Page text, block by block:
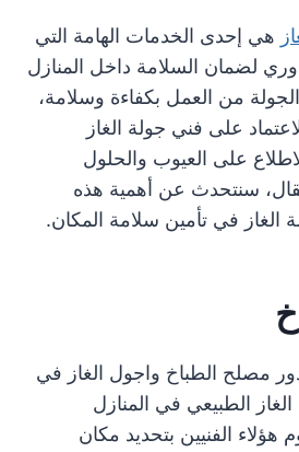
هي إحدى الخدمات الهامة التي
لضمان السلامة داخل المنازل
من العمل بكفاءة وسلامة،
على فني جولة الغاز
على العيوب والحلول
سنتحدث عن أهمية هذه
الغاز في تأمين سلامة المكان.
مصلح الطباخ واجول الغاز في
الطبيعي في المنازل
هؤلاء الفنيين بتحديد مكان